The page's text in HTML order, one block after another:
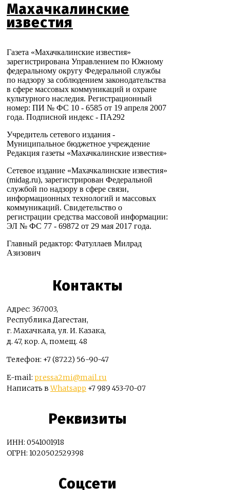
Махачкалинские
известия
Газета «Махачкалинские известия»
зарегистрирована Управлением по Южному
федеральному округу Федеральной службы
по надзору за соблюдением законодательства
в сфере массовых коммуникаций и охране
культурного наследия. Регистрационный
номер: ПИ № ФС 10 - 6585 от 19 апреля 2007
года. Подписной индекс - ПА292
Учредитель сетевого издания -
Муниципальное бюджетное учреждение
Редакция газеты «Махачкалинские известия»
Сетевое издание «Махачкалинские известия»
(midag.ru), зарегистрирован Федеральной
службой по надзору в сфере связи,
информационных технологий и массовых
коммуникаций. Свидетельство о
регистрации средства массовой информации:
ЭЛ № ФС 77 - 69872 от 29 мая 2017 года.
Главный редактор: Фатуллаев Милрад
Азизович
Контакты
Адрес: 367003,
Республика Дагестан,
г. Махачкала, ул. И. Казака,
д. 47, кор. А, помещ. 48
Телефон: +7 (8722) 56-90-47
E-mail: pressa2mi@mail.ru
Написать вWhatsapp +7 989 453-70-07
Реквизиты
ИНН: 0541001918
ОГРН: 1020502529398
Соцсети